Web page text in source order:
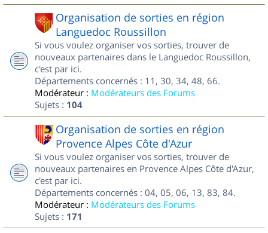
Organisation de sorties en région
Languedoc Roussillon
Si vous voulez organiser vos sorties, trouver de
nouveaux partenaires dans le Languedoc Roussillon,
c'est par ici.
Départements concernés : 11, 30, 34, 48, 66.
Modérateur : Modérateurs des Forums
Sujets : 104
Organisation de sorties en région
Provence Alpes Côte d'Azur
Si vous voulez organiser vos sorties, trouver de
nouveaux partenaires en Provence Alpes Côte d'Azur,
c'est par ici.
Départements concernés : 04, 05, 06, 13, 83, 84.
Modérateur : Modérateurs des Forums
Sujets : 171